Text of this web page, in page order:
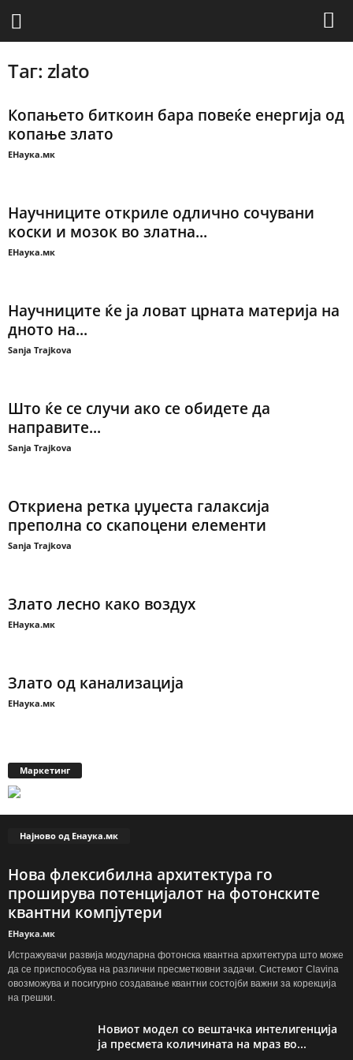
Таг: zlato
Копањето биткоин бара повеќе енергија од
копање злато
ЕНаука.мк
Научниците откриле одлично сочувани
коски и мозок во златна...
ЕНаука.мк
Научниците ќе ја ловат црната материја на
дното на...
Sanja Trajkova
Што ќе се случи ако се обидете да
направите...
Sanja Trajkova
Откриена ретка џуџеста галаксија
преполна со скапоцени елементи
Sanja Trajkova
Злато лесно како воздух
ЕНаука.мк
Злато од канализација
ЕНаука.мк
Маркетинг
Најново од Енаука.мк
Нова флексибилна архитектура го
проширува потенцијалот на фотонските
квантни компјутери
ЕНаука.мк
Истражувачи развија модуларна фотонска квантна архитектура што може
да се приспособува на различни пресметковни задачи. Системот Clavina
овозможува и посигурно создавање квантни состојби важни за корекција
на грешки.
Новиот модел со вештачка интелигенција
ја пресмета количината на мраз во...